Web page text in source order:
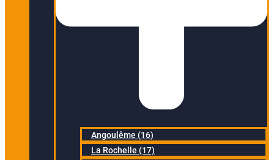
Angoulême (16)
La Rochelle (17)